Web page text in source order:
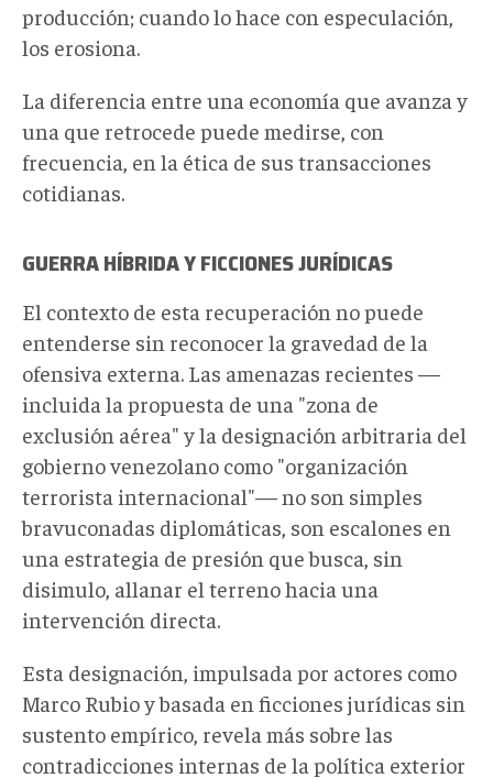
producción; cuando lo hace con especulación,
los erosiona.
La diferencia entre una economía que avanza y
una que retrocede puede medirse, con
frecuencia, en la ética de sus transacciones
cotidianas.
GUERRA HÍBRIDA Y FICCIONES JURÍDICAS
El contexto de esta recuperación no puede
entenderse sin reconocer la gravedad de la
ofensiva externa. Las amenazas recientes —
incluida la propuesta de una "zona de
exclusión aérea" y la designación arbitraria del
gobierno venezolano como "organización
terrorista internacional"— no son simples
bravuconadas diplomáticas, son escalones en
una estrategia de presión que busca, sin
disimulo, allanar el terreno hacia una
intervención directa.
Esta designación, impulsada por actores como
Marco Rubio y basada en ficciones jurídicas sin
sustento empírico, revela más sobre las
contradicciones internas de la política exterior